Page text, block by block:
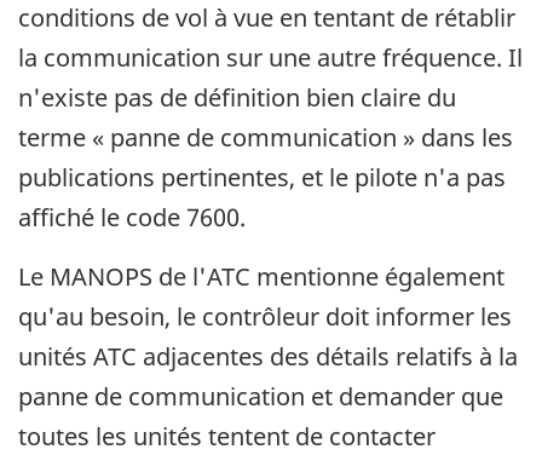
conditions de vol à vue en tentant de rétablir
la communication sur une autre fréquence. Il
n'existe pas de définition bien claire du
terme « panne de communication » dans les
publications pertinentes, et le pilote n'a pas
affiché le code 7600.
Le MANOPS de l'ATC mentionne également
qu'au besoin, le contrôleur doit informer les
unités ATC adjacentes des détails relatifs à la
panne de communication et demander que
toutes les unités tentent de contacter